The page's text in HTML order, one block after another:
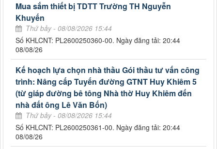
Mua sắm thiết bị TDTT Trường TH Nguyễn
Khuyến
Thứ bảy - 08/08/2026 15:44
Số KHLCNT: PL2600250360-00. Ngày đăng tải: 20:44
08/08/26
Kế hoạch lựa chọn nhà thầu Gói thầu tư vấn công
trình: Nâng cấp Tuyến đường GTNT Huy Khiêm 5
(từ giáp đường bê tông Nhà thờ Huy Khiêm đến
nhà đất ông Lê Văn Bốn)
Thứ bảy - 08/08/2026 15:44
Số KHLCNT: PL2600250361-00. Ngày đăng tải: 20:44
08/08/26